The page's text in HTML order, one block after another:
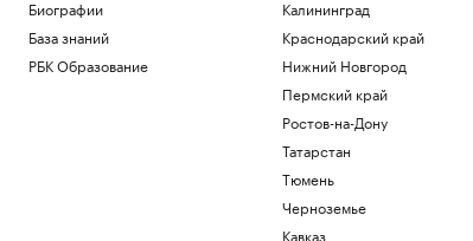
беспилотника
Политика
Биографии
База знаний
РБК Образование
Калининград
Краснодарский край
Нижний Новгород
Пермский край
Ростов-на-Дону
Татарстан
Тюмень
Черноземье
Кавказ